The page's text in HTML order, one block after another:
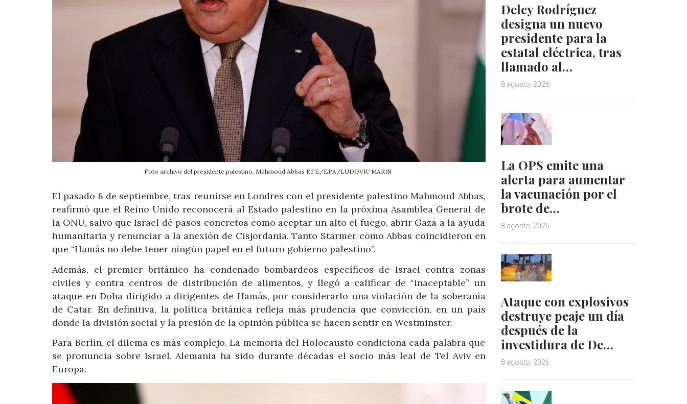
Foto archivo del presidente palestino, Mahmoud Abbas EFE/EPA/LUDOVIC MARIN
El pasado 8 de septiembre, tras reunirse en Londres con el presidente palestino Mahmoud Abbas,
reafirmó que el Reino Unido reconocerá al Estado palestino en la próxima Asamblea General de
la ONU, salvo que Israel dé pasos concretos como aceptar un alto el fuego, abrir Gaza a la ayuda
humanitaria y renunciar a la anexión de Cisjordania. Tanto Starmer como Abbas coincidieron en
que “Hamás no debe tener ningún papel en el futuro gobierno palestino”.
Además, el premier británico ha condenado bombardeos específicos de Israel contra zonas
civiles y contra centros de distribución de alimentos, y llegó a calificar de “inaceptable” un
ataque en Doha dirigido a dirigentes de Hamás, por considerarlo una violación de la soberanía
de Catar. En definitiva, la política británica refleja más prudencia que convicción, en un país
donde la división social y la presión de la opinión pública se hacen sentir en Westminster.
Para Berlín, el dilema es más complejo. La memoria del Holocausto condiciona cada palabra que
se pronuncia sobre Israel. Alemania ha sido durante décadas el socio más leal de Tel Aviv en
Europa.
Delcy Rodríguez
designa un nuevo
presidente para la
estatal eléctrica, tras
llamado al…
8 agosto, 2026
La OPS emite una
alerta para aumentar
la vacunación por el
brote de…
8 agosto, 2026
Ataque con explosivos
destruye peaje un día
después de la
investidura de De…
8 agosto, 2026